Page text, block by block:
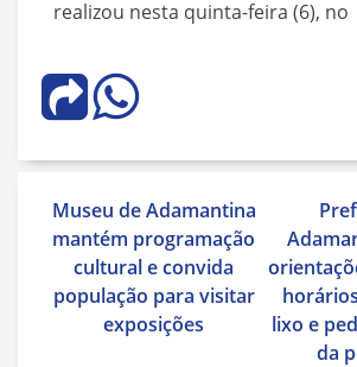
realizou nesta quinta-feira (6), no
Navegação
de
Post
Museu de Adamantina
mantém programação
cultural e convida
população para visitar
exposições
lixo e
da